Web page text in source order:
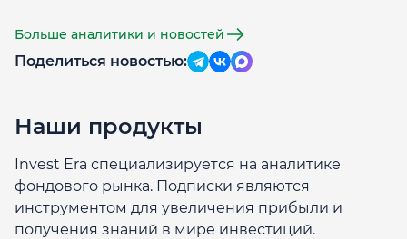
Больше аналитики и новостей
Поделиться новостью:
Наши продукты
Invest Era специализируется на аналитике
фондового рынка. Подписки являются
инструментом для увеличения прибыли и
получения знаний в мире инвестиций.